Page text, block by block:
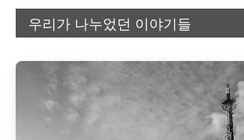
우리가 나누었던 이야기들